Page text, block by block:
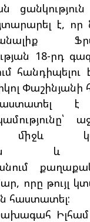
ցանկություն
է, որ
18-րդ
Փաշինյանի
է
միջև
և
որը թույլ
հաստատել:
Իլհամ